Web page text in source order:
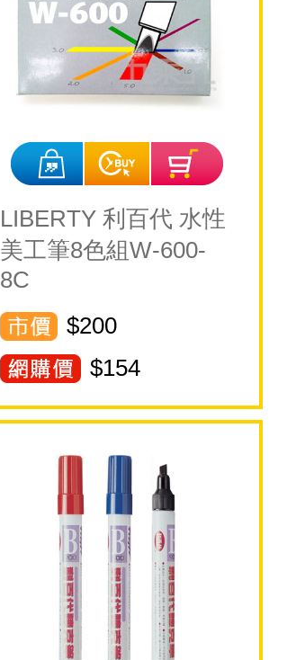
LIBERTY 利百代 水性
美工筆8色組W-600-
8C
$200
$154